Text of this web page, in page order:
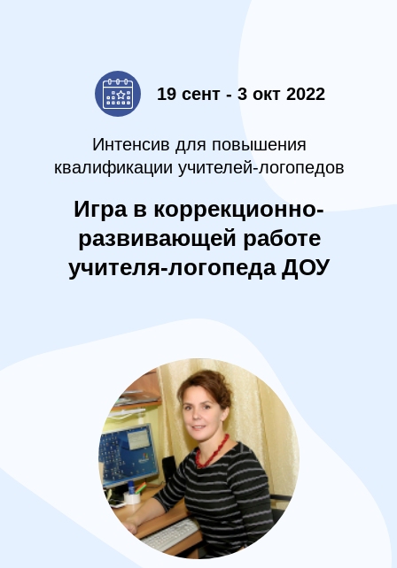
Игра в коррекционно-
развивающей работе
учителя-логопеда ДОУ
Интенсив для повышения
квалификации учителей-логопедов
19 сент - 3 окт 2022